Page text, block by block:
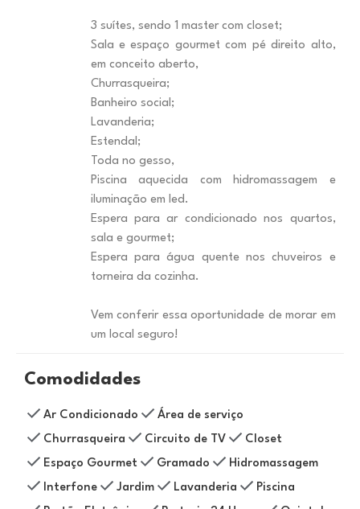
3 suítes, sendo 1 master com closet;
Sala e espaço gourmet com pé direito alto,
em conceito aberto,
Churrasqueira;
Banheiro social;
Lavanderia;
Estendal;
Toda no gesso,
Piscina aquecida com hidromassagem e
iluminação em led.
Espera para ar condicionado nos quartos,
sala e gourmet;
Espera para água quente nos chuveiros e
torneira da cozinha.
Vem conferir essa oportunidade de morar em
um local seguro!
Comodidades
Ar Condicionado
Área de serviço
Churrasqueira
Circuito de TV
Closet
Espaço Gourmet
Gramado
Hidromassagem
Interfone
Jardim Lavanderia
Piscina